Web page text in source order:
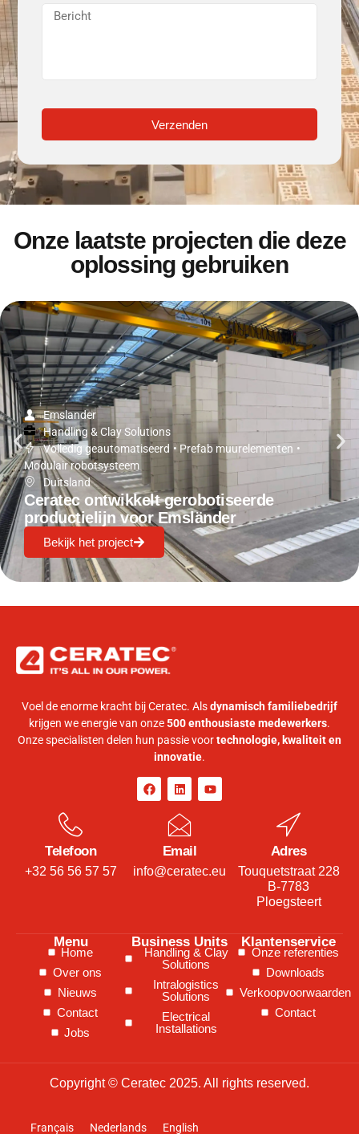
Verzenden
Onze laatste projecten die deze
oplossing gebruiken
Emslander
Handling & Clay Solutions
Volledig geautomatiseerd • Prefab muurelementen •
Modulair robotsysteem
Duitsland
Ceratec ontwikkelt gerobotiseerde
productielijn voor Emsländer
Bekijk het project
Voel de enorme kracht bij Ceratec. Alsdynamisch familiebedrijf
krijgen we energie van onze500 enthousiaste medewerkers.
Onze specialisten delen hun passie voortechnologie, kwaliteit en
innovatie.
Telefoon
+32 56 56 57 57
Email
info@ceratec.eu
Adres
Touquetstraat 228
B-7783
Ploegsteert
Menu
Home
Over ons
Nieuws
Contact
Jobs
Business Units
Handling & Clay
Solutions
Intralogistics
Solutions
Electrical
Installations
Klantenservice
Onze referenties
Downloads
Verkoopvoorwaarden
Contact
Copyright © Ceratec 2025. All rights reserved.
Français Nederlands English